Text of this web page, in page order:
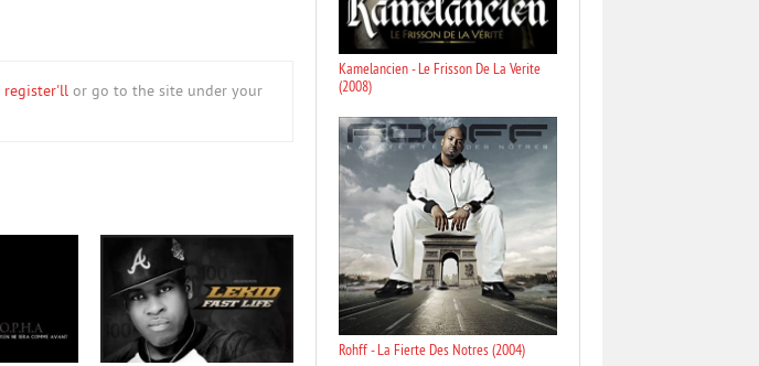
register'll or go to the site under your
Kamelancien - Le Frisson De La Verite
(2008)
Rohff - La Fierte Des Notres (2004)